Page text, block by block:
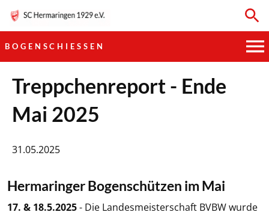
BOGENSCHIESSEN
HAUPTVEREIN
SPORTKEGELN
TISCHTENNIS
Treppchenreport - Ende
Mai 2025
31.05.2025
Hermaringer Bogenschützen im Mai
17. & 18.5.2025- Die Landesmeisterschaft BVBW wurde